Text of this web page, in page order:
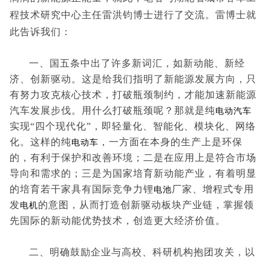
程技术研究中心主任雷洪钧博士进行了交流。雷博士就
此告诉我们：
一、国五条中出了许多新词汇，如新动能、新经
济、创新驱动。这是给我们指明了新能源发展方向，只
有努力攻克核心技术，打破瓶颈制约，才能加速新能源
汽车发展步伐。用什么打破瓶颈呢？那就是纯电动汽车
实现“四个现代化”，即轻量化、智能化、模块化、网络
化。这样的纯电动车 ，一方面在本身的生产上是环保
的，有利于保护和改善环境；二是在应用上是符合市场
导向和需求的；三是为国家培育新动能产业，有着明显
的培育若干家具有国际竞争力锂电池厂家、增程式专用
发电机的意图，从而打造创新驱动板块产业链，掌握领
先国际的新动能优势技术，创造更大经济价值。
二、明确鼓励企业与高校、科研机构抱团攻关，以